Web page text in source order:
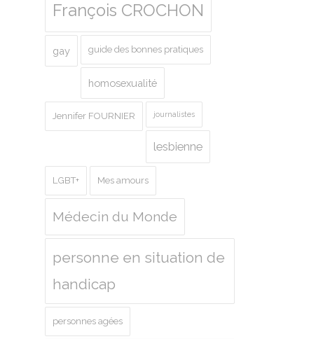
François CROCHON
gay guide des bonnes pratiques
homosexualité
Jennifer FOURNIER journalistes
lesbienne
LGBT+ Mes amours
Médecin du Monde
personne en situation de
handicap
personnes agées